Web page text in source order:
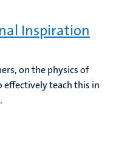
Inspiration
on the physics of
effectively teach this in